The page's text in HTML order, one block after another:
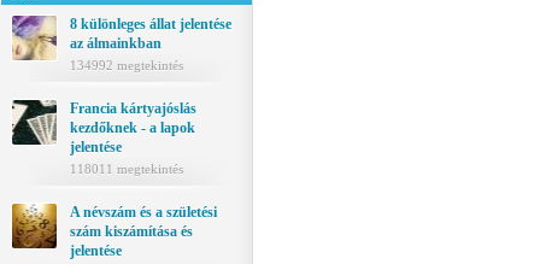
8 különleges állat jelentése
az álmainkban
134992 megtekintés
Francia kártyajóslás
kezdőknek - a lapok
jelentése
118011 megtekintés
A névszám és a születési
szám kiszámítása és
jelentése